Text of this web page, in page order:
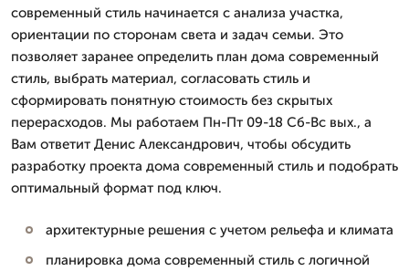
современный стиль начинается с анализа участка,
ориентации по сторонам света и задач семьи. Это
позволяет заранее определить план дома современный
стиль, выбрать материал, согласовать стиль и
сформировать понятную стоимость без скрытых
перерасходов. Мы работаем Пн-Пт 09-18 Сб-Вс вых., а
Вам ответит Денис Александрович, чтобы обсудить
разработку проекта дома современный стиль и подобрать
оптимальный формат под ключ.
архитектурные решения с учетом рельефа и климата
планировка дома современный стиль с логичной